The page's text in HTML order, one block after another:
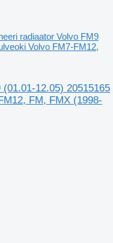
radiaator Volvo FM9
Volvo FM7-FM12,
12.05) 20515165
FM, FMX (1998-